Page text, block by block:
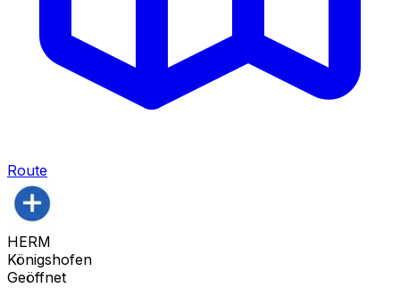
Route
HERM
Königshofen
Geöffnet